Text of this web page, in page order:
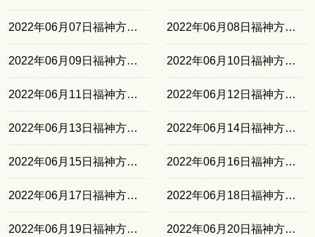
2022年06月07日福神方位西北 2022年06月08日福神方位东南
2022年06月09日福神方位东北 2022年06月10日福神方位正北
2022年06月11日福神方位西南 2022年06月12日福神方位西北
2022年06月13日福神方位东南 2022年06月14日福神方位东北
2022年06月15日福神方位正北 2022年06月16日福神方位西南
2022年06月17日福神方位西北 2022年06月18日福神方位东南
2022年06月19日福神方位东北 2022年06月20日福神方位正北